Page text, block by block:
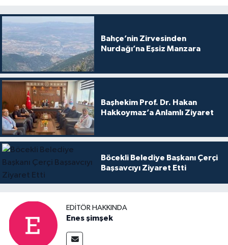
Bahçe’nin Zirvesinden
Nurdağı’na Eşsiz Manzara
Başhekim Prof. Dr. Hakan
Hakkoymaz’a Anlamlı Ziyaret
Böcekli Belediye Başkanı Çerçi
Başsavcıyı Ziyaret Etti
EDITÖR HAKKINDA
Enes şimşek